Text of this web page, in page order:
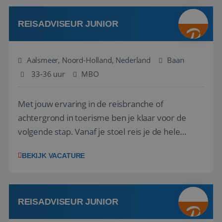
werken: of het nu gaat om vragen ...
REISADVISEUR JUNIOR
Aalsmeer, Noord-Holland, Nederland
Baan
33-36 uur
MBO
Met jouw ervaring in de reisbranche of
achtergrond in toerisme ben je klaar voor de
volgende stap. Vanaf je stoel reis je de hele
wensen van je team, je klant en wat er in de
klanten te overtuigen om die droomreis te
boeken! ...
BEKIJK VACATURE
REISADVISEUR JUNIOR